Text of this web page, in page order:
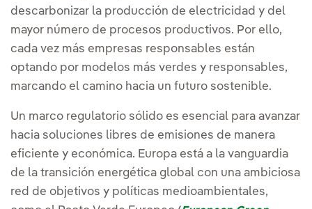
descarbonizar la producción de electricidad y del
mayor número de procesos productivos. Por ello,
cada vez más empresas responsables están
optando por modelos más verdes y responsables,
marcando el camino hacia un futuro sostenible.
Un marco regulatorio sólido es esencial para avanzar
hacia soluciones libres de emisiones de manera
eficiente y económica. Europa está a la vanguardia
de la transición energética global con una ambiciosa
red de objetivos y políticas medioambientales,